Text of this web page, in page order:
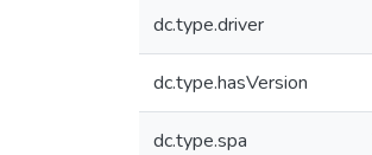
dc.type.driver
dc.type.hasVersion
dc.type.spa